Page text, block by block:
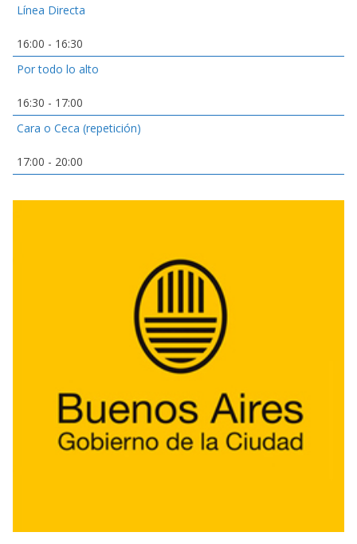
Línea Directa
16:00 - 16:30
Por todo lo alto
16:30 - 17:00
Cara o Ceca (repetición)
17:00 - 20:00